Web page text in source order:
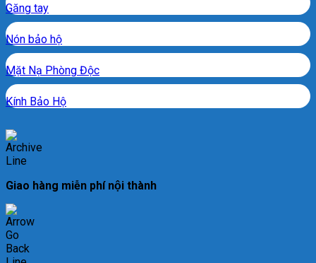
Găng tay
Nón bảo hộ
Mặt Nạ Phòng Độc
Kính Bảo Hộ
Giao hàng miễn phí nội thành